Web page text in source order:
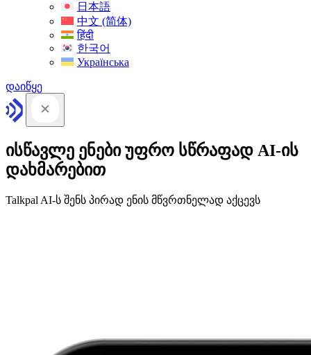
日本語
中文 (简体)
हिंदी
한국어
Українська
დაიწყე
ისწავლე ენები უფრო სწრაფად AI-ის
დახმარებით
Talkpal AI-ს შენს პირად ენის მწვრთნელად აქცევს